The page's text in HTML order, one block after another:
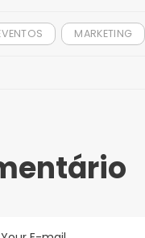
MARKETING